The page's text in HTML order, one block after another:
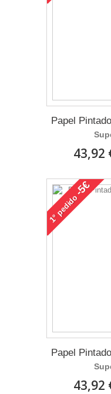
Papel
43,92
1°
pedido
-5€
Papel
43,92